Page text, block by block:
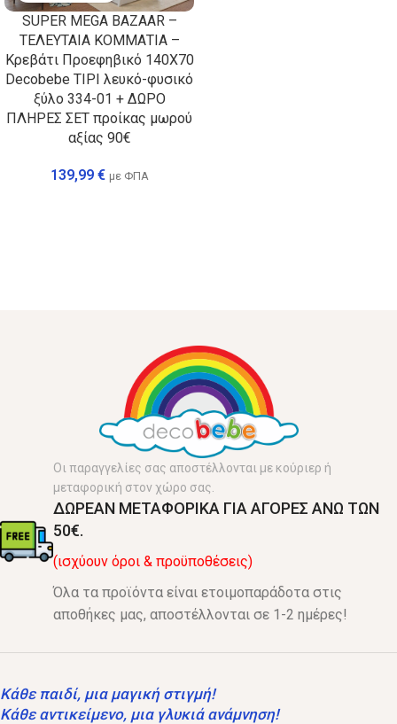
SUPER MEGA BAZAAR –
ΤΕΛΕΥΤΑΙΑ ΚΟΜΜΑΤΙΑ –
Κρεβάτι Προεφηβικό 140Χ70
Decobebe TIPI λευκό-φυσικό
ξύλο 334-01 + ΔΩΡΟ
ΠΛΗΡΕΣ ΣΕΤ προίκας μωρού
αξίας 90€
139,99 € με ΦΠΑ
Οι παραγγελίες σας αποστέλλονται με κούριερ ή
μεταφορική στον χώρο σας.
ΔΩΡΕΑΝ ΜΕΤΑΦΟΡΙΚΑ ΓΙΑ ΑΓΟΡΕΣ ΑΝΩ ΤΩΝ
50€.
(ισχύουν όροι & προϋποθέσεις)
Όλα τα προϊόντα είναι ετοιμοπαράδοτα στις
αποθήκες μας, αποστέλλονται σε 1-2 ημέρες!
Κάθε παιδί, μια μαγική στιγμή!
Κάθε αντικείμενο, μια γλυκιά ανάμνηση!